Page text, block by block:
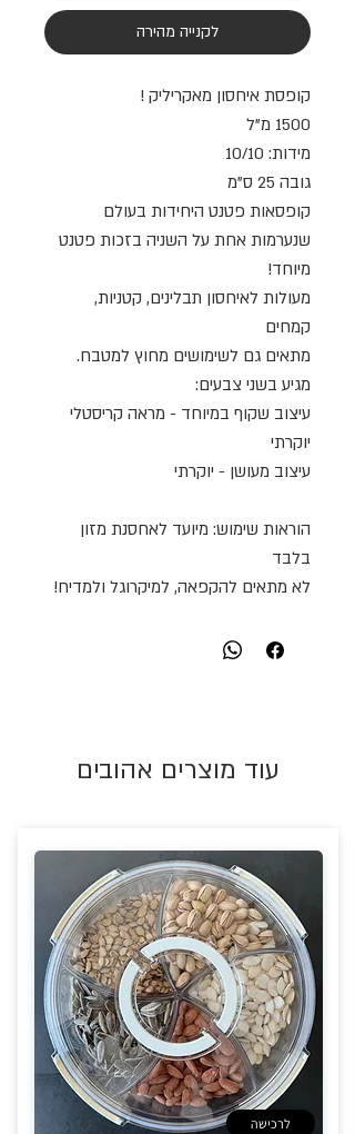
לקנייה מהירה
קופסת איחסון מאקריליק !
1500 מ"ל
מידות: 10/10
גובה 25 ס"מ
קופסאות פטנט היחידות בעולם
שנערמות אחת על השניה בזכות פטנט
מיוחד!
מעולות לאיחסון תבלינים, קטניות,
קמחים
מתאים גם לשימושים מחוץ למטבח.
מגיע בשני צבעים:
עיצוב שקוף במיוחד - מראה קריסטלי
יוקרתי
עיצוב מעושן - יוקרתי
הוראות שימוש: מיועד לאחסנת מזון
בלבד
לא מתאים להקפאה, למיקרוגל ולמדיח!
עוד מוצרים אהובים
לרכישה